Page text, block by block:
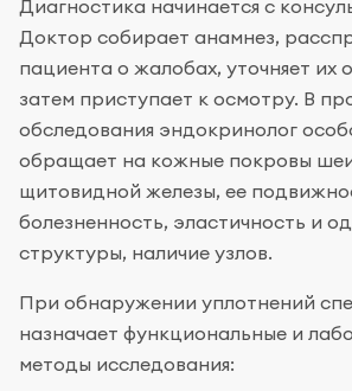
Диагностика начинается с
Доктор собирает анамнез,
пациента о жалобах, уточняет их
затем приступает к осмотру. В
обследования эндокринолог
обращает на кожные покровы
щитовидной железы, ее
болезненность, эластичность и
структуры, наличие узлов.
При обнаружении уплотнений
назначает функциональные и
методы исследования: